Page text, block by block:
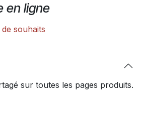
en ligne
souhaits
sur toutes les pages produits.